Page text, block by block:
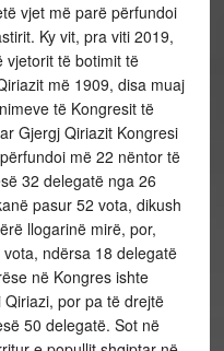
më parë përfundoi
Ky vit, pra viti 2019,
vjetorit të botimit të
më 1909, disa muaj
të Kongresit të
Gjergj Qiriazit Kongresi
më 22 nëntor të
32 delegatë nga 26
pasur 52 vota, dikush
llogarinë mirë, por,
ndërsa 18 delegatë
në Kongres ishte
por pa të drejtë
50 delegatë. Sot në